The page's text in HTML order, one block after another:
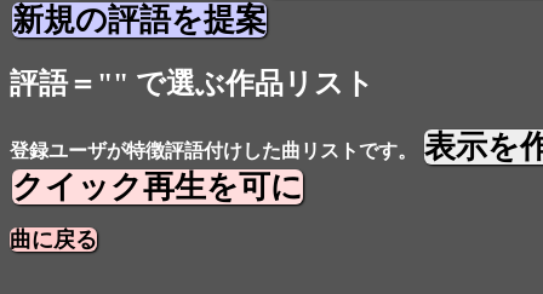
新規の評語を提案
評語＝"" で選ぶ作品リスト
登録ユーザが特徴評語付けした曲リストです。
表示を
クイック再生を可に
曲に戻る